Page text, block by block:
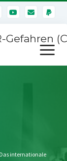
Menü
öffnen
internationale